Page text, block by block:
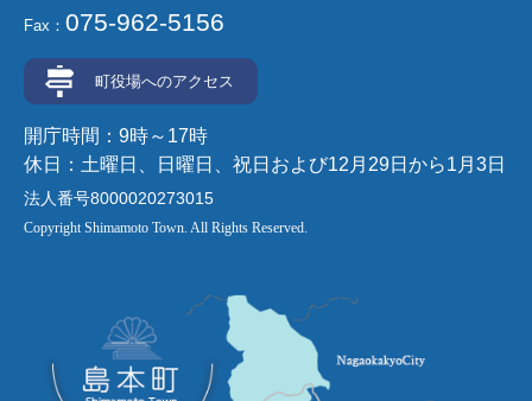
Fax： 075-962-5156
町役場へのアクセス
開庁時間：9時～17時
休日：土曜日、日曜日、祝日および12月29日から1月3日
法人番号8000020273015
Copyright Shimamoto Town. All Rights Reserved.